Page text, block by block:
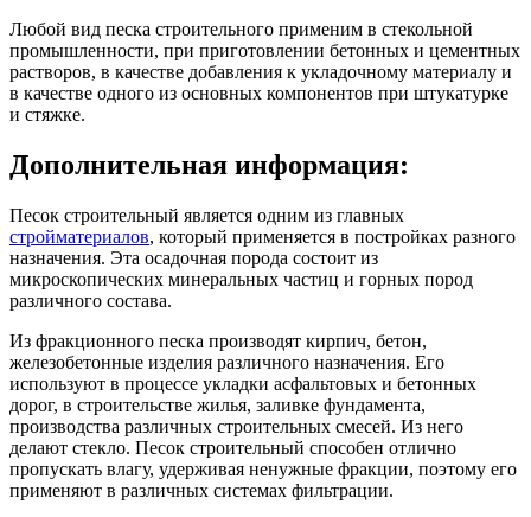
Любой вид песка строительного применим в стекольной
промышленности, при приготовлении бетонных и цементных
растворов, в качестве добавления к укладочному материалу и
в качестве одного из основных компонентов при штукатурке
и стяжке.
Дополнительная информация:
Песок строительный является одним из главных
стройматериалов, который применяется в постройках разного
назначения. Эта осадочная порода состоит из
микроскопических минеральных частиц и горных пород
различного состава.
Из фракционного песка производят кирпич, бетон,
железобетонные изделия различного назначения. Его
используют в процессе укладки асфальтовых и бетонных
дорог, в строительстве жилья, заливке фундамента,
производства различных строительных смесей. Из него
делают стекло. Песок строительный способен отлично
пропускать влагу, удерживая ненужные фракции, поэтому его
применяют в различных системах фильтрации.